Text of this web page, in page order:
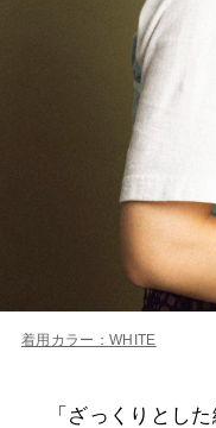
着用カラー：WHITE
「ざっくりとし